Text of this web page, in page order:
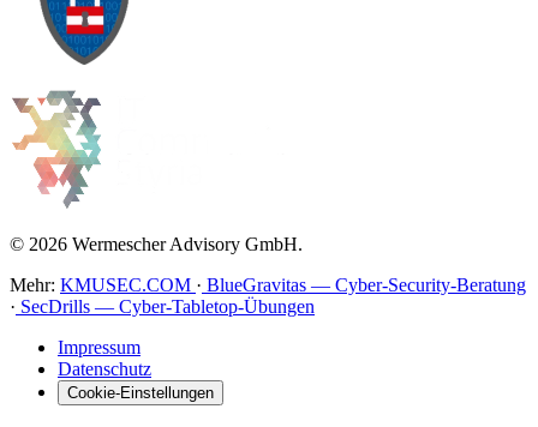
© 2026 Wermescher Advisory GmbH.
Mehr: KMUSEC.COM · BlueGravitas — Cyber-Security-Beratung
· SecDrills — Cyber-Tabletop-Übungen
Impressum
Datenschutz
Cookie-Einstellungen